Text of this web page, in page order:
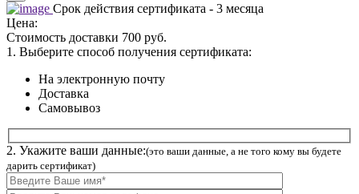
Срок действия сертификата - 3 месяца
Цена:
Стоимость доставки 700 руб.
1. Выберите способ получения сертификата:
На электронную почту
Доставка
Самовывоз
2. Укажите ваши данные:(это ваши данные, а не того кому вы будете
дарить сертификат)